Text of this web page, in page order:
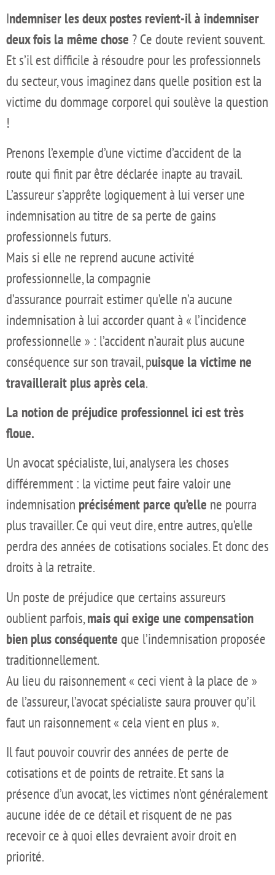
Indemniser les deux postes revient-il à indemniser
deux fois la même chose ? Ce doute revient souvent.
Et s’il est difficile à résoudre pour les professionnels
du secteur, vous imaginez dans quelle position est la
victime du dommage corporel qui soulève la question
!
Prenons l’exemple d’une victime d’accident de la
route qui finit par être déclarée inapte au travail.
L’assureur s’apprête logiquement à lui verser une
indemnisation au titre de sa perte de gains
professionnels futurs.
Mais si elle ne reprend aucune activité
professionnelle, la compagnie
d’assurance pourrait estimer qu’elle n’a aucune
indemnisation à lui accorder quant à « l’incidence
professionnelle » : l’accident n’aurait plus aucune
conséquence sur son travail, puisque la victime ne
travaillerait plus après cela.
La notion de préjudice professionnel ici est très
floue.
Un avocat spécialiste, lui, analysera les choses
différemment : la victime peut faire valoir une
indemnisation précisément parce qu’elle ne pourra
plus travailler. Ce qui veut dire, entre autres, qu’elle
perdra des années de cotisations sociales. Et donc des
droits à la retraite.
Un poste de préjudice que certains assureurs
oublient parfois,mais qui exige une compensation
bien plus conséquente que l’indemnisation proposée
traditionnellement.
Au lieu du raisonnement « ceci vient à la place de »
de l’assureur, l’avocat spécialiste saura prouver qu’il
faut un raisonnement « cela vient en plus ».
Il faut pouvoir couvrir des années de perte de
cotisations et de points de retraite. Et sans la
présence d’un avocat, les victimes n’ont généralement
aucune idée de ce détail et risquent de ne pas
recevoir ce à quoi elles devraient avoir droit en
priorité.